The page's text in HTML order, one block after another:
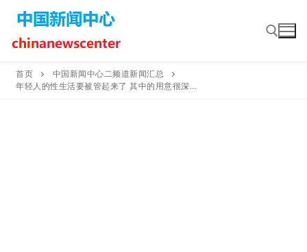
content
Search for:
首页
中国新闻中心二频道新闻汇总
年轻人的性生活要被管起来了 其中的用意很深…